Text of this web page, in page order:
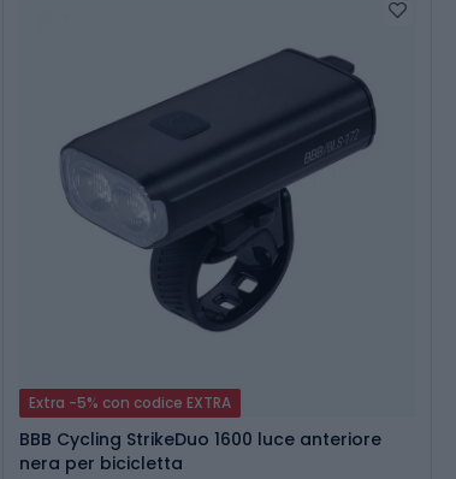
Extra -5% con codice EXTRA
BBB Cycling StrikeDuo 1600 luce anteriore
nera per bicicletta